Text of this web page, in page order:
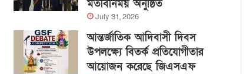
মতবিনিময় অনুষ্ঠিত
July 31, 2026
আন্তর্জাতিক আদিবাসী দিবস
উপলক্ষ্যে বিতর্ক প্রতিযোগীতার
আয়োজন করেছে জিএসএফ